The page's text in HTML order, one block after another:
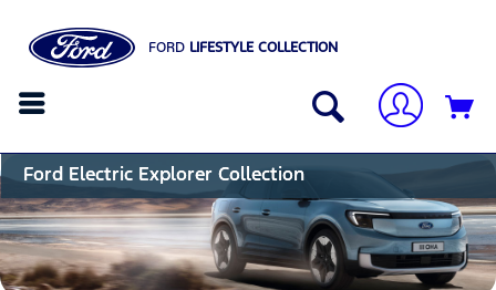
FORD LIFESTYLE COLLECTION
Ford Electric Explorer Collection